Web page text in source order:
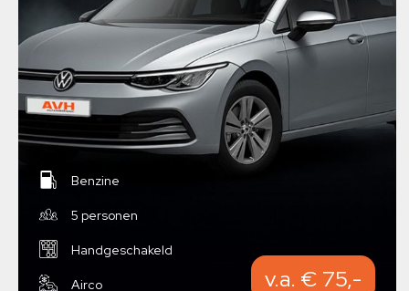
Benzine
5 personen
Handgeschakeld
Airco v.a. € 75,-